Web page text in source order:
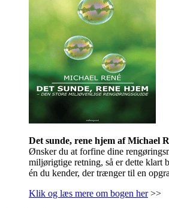
Det sunde, rene hjem af Michael
Ønsker du at forfine dine
miljørigtige retning, så er dette klart
én du kender, der trænger til en
Klik og læs mere om bogen her>>